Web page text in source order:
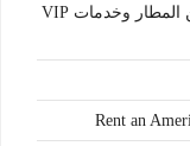
ايجار مرسيدس V_Class في مصر: ليموزين المطار وخدمات VIP
Rent an